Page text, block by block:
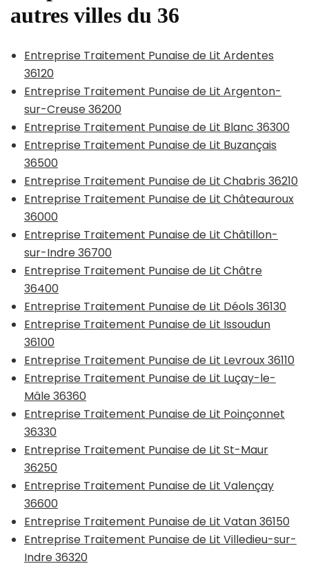
autres villes du 36
Entreprise Traitement Punaise de Lit Ardentes
36120
Entreprise Traitement Punaise de Lit Argenton-
sur-Creuse 36200
Entreprise Traitement Punaise de Lit Blanc 36300
Entreprise Traitement Punaise de Lit Buzançais
36500
Entreprise Traitement Punaise de Lit Chabris 36210
Entreprise Traitement Punaise de Lit Châteauroux
36000
Entreprise Traitement Punaise de Lit Châtillon-
sur-Indre 36700
Entreprise Traitement Punaise de Lit Châtre
36400
Entreprise Traitement Punaise de Lit Déols 36130
Entreprise Traitement Punaise de Lit Issoudun
36100
Entreprise Traitement Punaise de Lit Levroux 36110
Entreprise Traitement Punaise de Lit Luçay-le-
Mâle 36360
Entreprise Traitement Punaise de Lit Poinçonnet
36330
Entreprise Traitement Punaise de Lit St-Maur
36250
Entreprise Traitement Punaise de Lit Valençay
36600
Entreprise Traitement Punaise de Lit Vatan 36150
Entreprise Traitement Punaise de Lit Villedieu-sur-
Indre 36320